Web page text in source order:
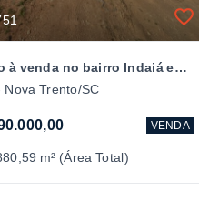
Terreno à venda no bairro Indaiá em Nova Trento/SC
Nova Trento/SC
VENDA
m² (Área Total)